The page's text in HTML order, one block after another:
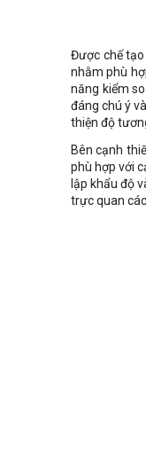
Được chế
nhằm phù
năng kiểm
đáng chú ý
thiện độ
Bên cạnh
phù hợp với
lập khẩu độ
trực quan